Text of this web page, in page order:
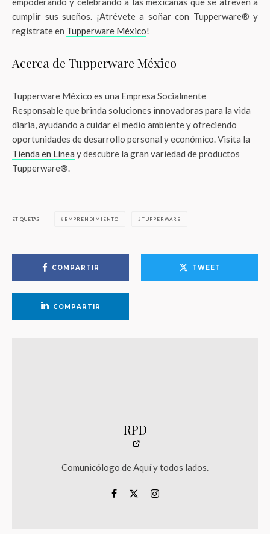
cumplir sus sueños. ¡Atrévete a soñar con Tupperware® y
regístrate en Tupperware México!
Acerca de Tupperware México
Tupperware México es una Empresa Socialmente
Responsable que brinda soluciones innovadoras para la vida
diaria, ayudando a cuidar el medio ambiente y ofreciendo
oportunidades de desarrollo personal y económico. Visita la
Tienda en Línea y descubre la gran variedad de productos
Tupperware®.
ETIQUETAS EMPRENDIMIENTO TUPPERWARE
COMPARTIR TWEET
COMPARTIR
RPD
Comunicólogo de Aquí y todos lados.